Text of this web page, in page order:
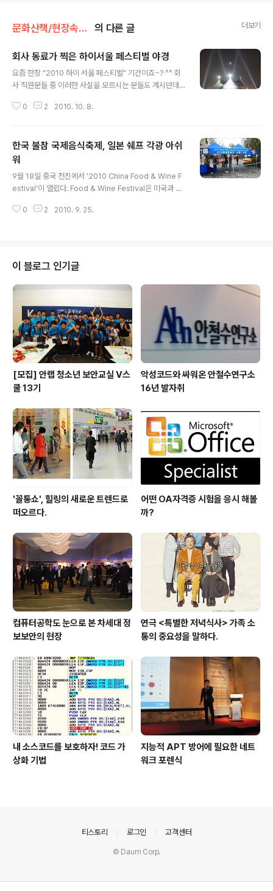
문화산책/현장속으로 의 다른 글 더보기
회사 동료가 찍은 하이서울 페스티벌 야경
요즘 한창 "2010 하이 서울 페스티벌" 기간이죠~? ^^ 회
사 직원분들 중 이러한 사실을 모르시는 분들도 계시던데...
에 감동 받는 소년 같은 저는... (-_-) 이 기간을 놓치지 않
하고 있다는 사실에 새삼 감동을 받으며... 어제 본 그 아름
다운 풍경을 간직하고자... 장농 깊숙한 곳에 얌전히 모셔둔
디카님을 꺼내들고 오늘밤 다시 출사를 나왔습니다~ 이제
여러분들과 그 사진 몇 장을 공유하고자 합니다... ^^ 이번
제에... 사랑하는 사람들과 같이 가셔서 좋은 추억들 만들..
0 2 2010. 10. 8.
한국 불참 국제음식축제, 일본 쉐프 각광 아쉬
워
9월 18일 중국 천진에서 '2010 China Food & Wine F
estival'이 열렸다. Food & Wine Festival은 미국과 유
다. 이러한 자유로운 분위기와 집회의 성격이 강한 서양식
어떠할까? 오후 2시부터 9시 30분까지 진행되는 이 파티
는, 파티 구역 내에서 여러 종류의 와인을 자유롭게 시음할
수 있으며 각 호텔과 레스토랑에서 요리까지 계속 제공해
명의 유명 쉐프들이 직접 요리하는 모습을 보여주고 또 그
요리..
0 2 2010. 9. 25.
이 블로그 인기글
[모집] 안랩 청소년 보안교실 V스
쿨 13기
악성코드와 싸워온 안철수연구소
16년 발자취
'꼴통쇼', 힐링의 새로운 트렌드로
떠오르다.
어떤 OA자격증 시험을 응시 해볼
까?
컴퓨터공학도 눈으로 본 차세대 정
보보안의 현장
연극 <특별한 저녁식사> 가족 소
통의 중요성을 말하다.
내 소스코드를 보호하자! 코드 가
상화 기법
지능적 APT 방어에 필요한 네트
워크 포렌식
티스토리 로그인 고객센터
© Daum Corp.